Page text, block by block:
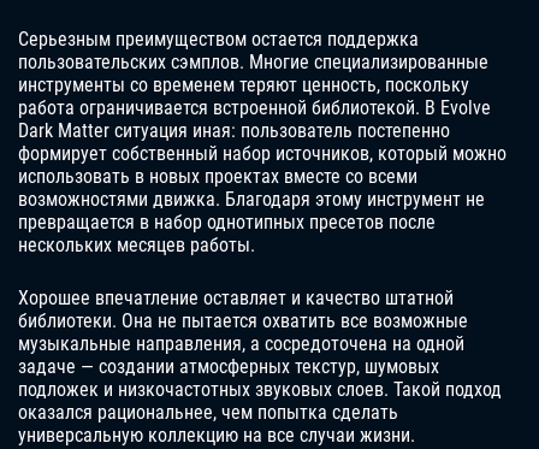
Серьезным преимуществом остается поддержка
пользовательских сэмплов. Многие специализированные
инструменты со временем теряют ценность, поскольку
работа ограничивается встроенной библиотекой. В Evolve
Dark Matter ситуация иная: пользователь постепенно
формирует собственный набор источников, который можно
использовать в новых проектах вместе со всеми
возможностями движка. Благодаря этому инструмент не
превращается в набор однотипных пресетов после
нескольких месяцев работы.
Хорошее впечатление оставляет и качество штатной
библиотеки. Она не пытается охватить все возможные
музыкальные направления, а сосредоточена на одной
задаче — создании атмосферных текстур, шумовых
подложек и низкочастотных звуковых слоев. Такой подход
оказался рациональнее, чем попытка сделать
универсальную коллекцию на все случаи жизни.